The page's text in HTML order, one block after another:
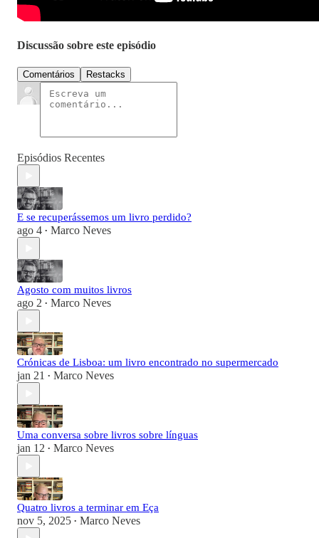
Discussão sobre este episódio
Comentários Restacks
Episódios Recentes
E se recuperássemos um livro perdido?
ago 4 • Marco Neves
Agosto com muitos livros
ago 2 • Marco Neves
Crónicas de Lisboa: um livro encontrado no supermercado
jan 21 • Marco Neves
Uma conversa sobre livros sobre línguas
jan 12 • Marco Neves
Quatro livros a terminar em Eça
nov 5, 2025 • Marco Neves